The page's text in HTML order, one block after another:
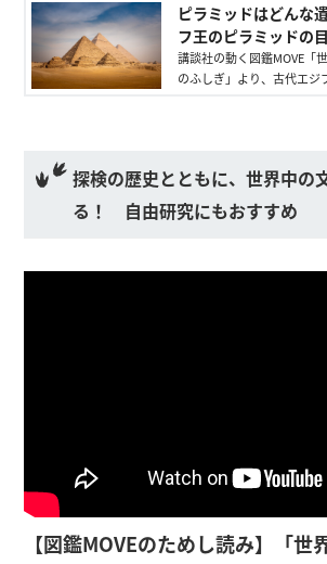
ピラミッドはどんな
フ王のピラミッドの
はこうつくる！ - 講
MOVE｜講談社
講談社の動く図鑑MOVE「
のふしぎ」より、古代エジ
探検の歴史とともに、世界中の
る！ 自由研究にもおすすめ
【図鑑MOVEのためし読み】「世